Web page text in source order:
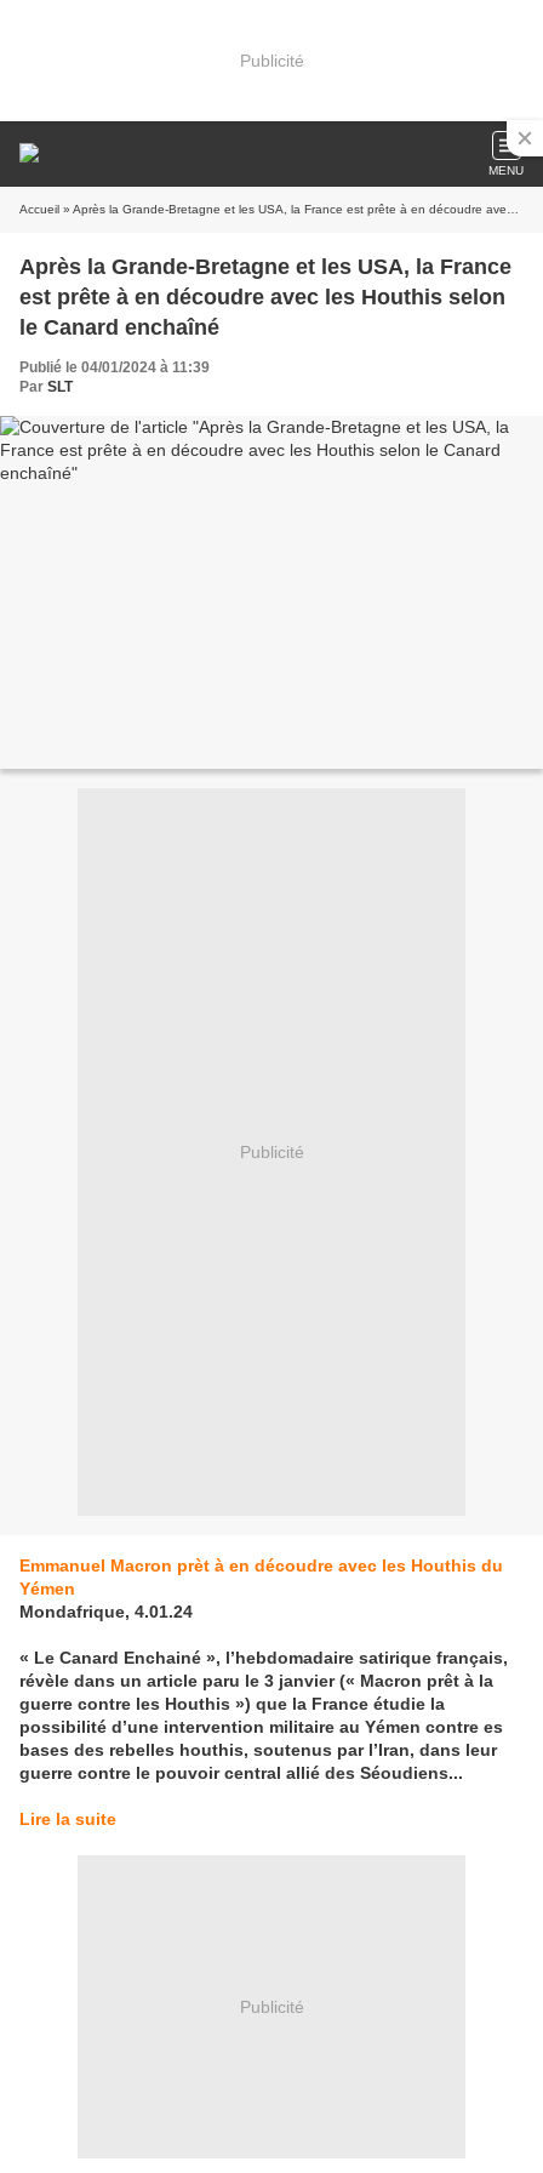
Publicité
MENU
Accueil » Après la Grande-Bretagne et les USA, la France est prête à en découdre avec les Houthis selon le Canard enchaîné
Après la Grande-Bretagne et les USA, la France
est prête à en découdre avec les Houthis selon
le Canard enchaîné
Publié le 04/01/2024 à 11:39
Par SLT
Publicité
Emmanuel Macron prèt à en découdre avec les Houthis du
Yémen
Mondafrique, 4.01.24
« Le Canard Enchainé », l’hebdomadaire satirique français,
révèle dans un article paru le 3 janvier (« Macron prêt à la
guerre contre les Houthis ») que la France étudie la
possibilité d’une intervention militaire au Yémen contre es
bases des rebelles houthis, soutenus par l’Iran, dans leur
guerre contre le pouvoir central allié des Séoudiens...
Lire la suite
Publicité